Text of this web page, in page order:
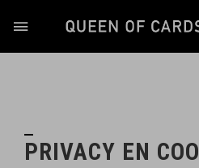
PRIVACY EN